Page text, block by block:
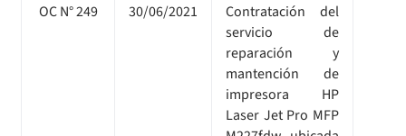
OC N° 249 30/06/2021
Contratación del
servicio de
reparación y
mantención de
impresora HP
Laser Jet Pro MFP